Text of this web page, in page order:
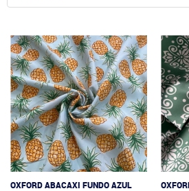
OXFORD ABACAXI FUNDO AZUL